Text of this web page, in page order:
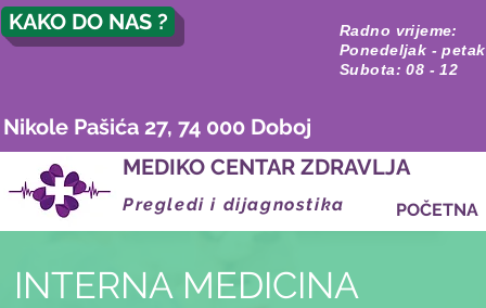
KAKO DO NAS ?
Radno vrijeme:
Ponedeljak -
Subota: 08 - 12
Nikole Pašića 27, 74 000 Doboj
MEDIKO CENTAR ZDRAVLJA
Pregledi i dijagnostika POČETNA
INTERNA MEDICINA